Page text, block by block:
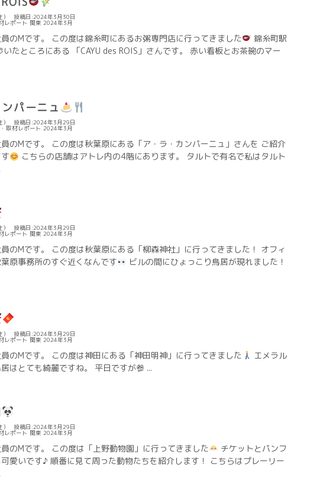
投稿日:2024年3月30日
レポート 関東 2024年3月
のMです。 この度は錦糸町にあるお粥専門店に行ってきました
錦糸町駅
たところにある 「CAYU des ROIS」さんです。 赤い看板とお茶碗のマー
パーニュ
投稿日:2024年3月29日
取材レポート 2024年3月
のMです。 この度は秋葉原にある「ア・ラ・カンパーニュ」さんを ご紹介
こちらの店舗はアトレ内の4階にあります。 タルトで有名で私はタルト
投稿日:2024年3月29日
レポート 関東 2024年3月
のMです。 この度は秋葉原にある「柳森神社」に行ってきました！ オフィ
原事務所のすぐ近くなんです
ビルの間にひょっこり鳥居が現れました！
投稿日:2024年3月29日
レポート 関東 2024年3月
のMです。 この度は神田にある「神田明神」に行ってきました
エメラル
はとても綺麗ですね。 平日ですが参 ...
投稿日:2024年3月29日
レポート 関東 2024年3月
のMです。 この度は「上野動物園」に行ってきました
チケットとパンフ
愛いです♪ 順番に見て周った動物たちを紹介します！ こちらはプレーリー